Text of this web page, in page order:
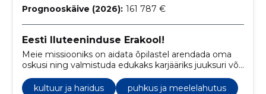
Prognooskäive (2026): 161 787 €
Eesti Iluteeninduse Erakool!
Meie missiooniks on aidata õpilastel arendada oma
oskusi ning valmistuda edukaks karjääriks juuksuri või
kosmeetikuna, pakkudes samal ajal kvaliteetset
teenust meie klientidele.
kultuur ja haridus
puhkus ja meelelahutus